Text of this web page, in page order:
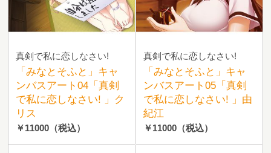
真剣で私に恋しなさい!
「みなとそふと」キャ
ンバスアート04「真剣
で私に恋しなさい! 」ク
リス
￥11000 （税込）
真剣で私に恋しなさい!
「みなとそふと」キャ
ンバスアート05「真剣
で私に恋しなさい! 」由
紀江
￥11000（税込）